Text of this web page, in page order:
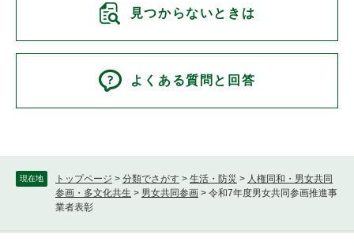
現在地 トップページ > 分類でさがす > 生活・防災 > 人権同和・男女共同
参画・多文化共生 > 男女共同参画 > 令和7年度男女共同参画推進事
業者表彰
見つからないときは
よくある質問と回答